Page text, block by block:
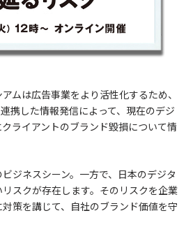
ムは広告事業をより活性化するため、
携した情報発信によって、現在のデジ
ライアントのブランド毀損について情
ジネスシーン。一方で、日本のデジタ
スクが存在します。そのリスクを企業
策を講じて、自社のブランド価値を守